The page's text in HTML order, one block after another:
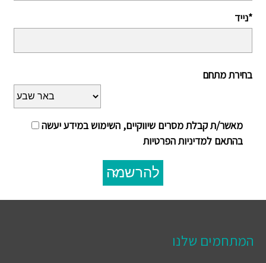
נייד*
בחירת מתחם
מאשר/ת קבלת מסרים שיווקיים, השימוש במידע יעשה
בהתאם למדיניות הפרטיות
להרשמה
המתחמים שלנו